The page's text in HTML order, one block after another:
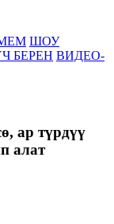
ШОУ
БЕРЕН ВИДЕО-
ар түрдүү
алат